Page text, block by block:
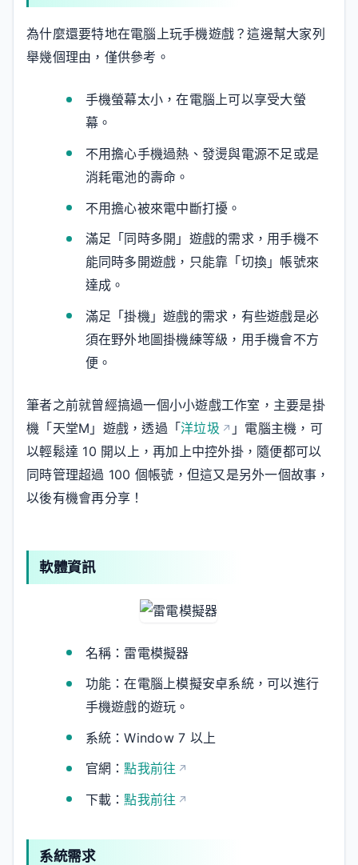
為什麼還要特地在電腦上玩手機遊戲？這邊幫大家列
舉幾個理由，僅供參考。
手機螢幕太小，在電腦上可以享受大螢
幕。
不用擔心手機過熱、發燙與電源不足或是
消耗電池的壽命。
不用擔心被來電中斷打擾。
滿足「同時多開」遊戲的需求，用手機不
能同時多開遊戲，只能靠「切換」帳號來
達成。
滿足「掛機」遊戲的需求，有些遊戲是必
須在野外地圖掛機練等級，用手機會不方
便。
筆者之前就曾經搞過一個小小遊戲工作室，主要是掛
機「天堂M」遊戲，透過「洋垃圾
」電腦主機，可
以輕鬆達 10 開以上，再加上中控外掛，隨便都可以
同時管理超過 100 個帳號，但這又是另外一個故事，
以後有機會再分享！
軟體資訊
名稱：雷電模擬器
功能：在電腦上模擬安卓系統，可以進行
手機遊戲的遊玩。
系統：Window 7 以上
官網：點我前往
下載：點我前往
系統需求